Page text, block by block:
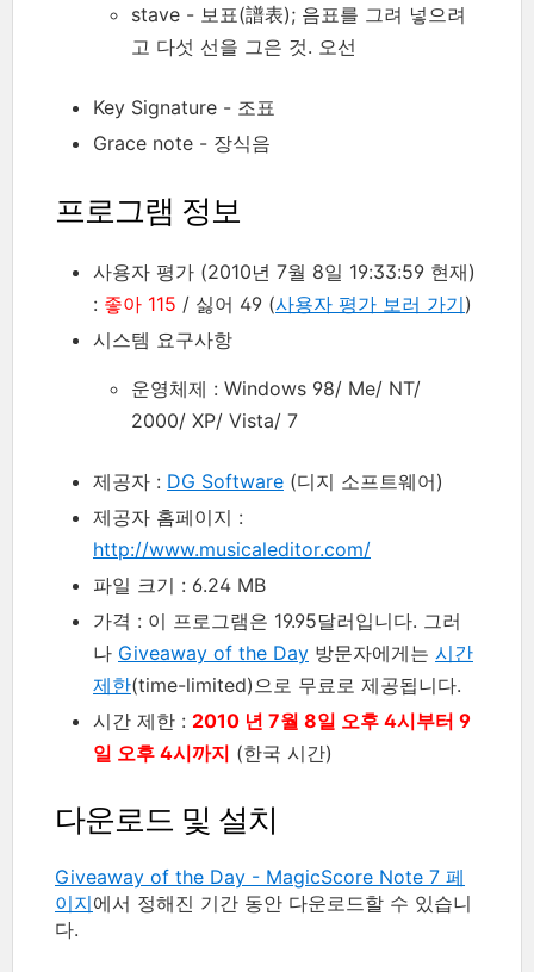
stave - 보표(譜表); 음표를 그려 넣으려
고 다섯 선을 그은 것. 오선
Key Signature - 조표
Grace note - 장식음
프로그램 정보
사용자 평가 (2010년 7월 8일 19:33:59 현재)
: 좋아 115 / 싫어 49 (사용자 평가 보러 가기)
시스템 요구사항
운영체제 : Windows 98/ Me/ NT/
2000/ XP/ Vista/ 7
제공자 : DG Software (디지 소프트웨어)
제공자 홈페이지 :
http://www.musicaleditor.com/
파일 크기 : 6.24 MB
가격 : 이 프로그램은 19.95달러입니다. 그러
나 Giveaway of the Day 방문자에게는 시간
제한(time-limited)으로 무료로 제공됩니다.
시간 제한 : 2010 년 7월 8일 오후 4시부터 9
일 오후 4시까지 (한국 시간)
다운로드 및 설치
Giveaway of the Day - MagicScore Note 7 페
이지에서 정해진 기간 동안 다운로드할 수 있습니
다.